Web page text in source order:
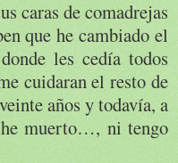
caras de comadrejas
que he cambiado el
les cedía todos
cuidaran el resto de
años y todavía, a
muerto…, ni tengo